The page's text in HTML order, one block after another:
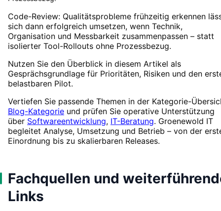
Code-Review: Qualitätsprobleme frühzeitig erkennen
sich dann erfolgreich umsetzen, wenn Technik,
Organisation und Messbarkeit zusammenpassen – statt
isolierter Tool-Rollouts ohne Prozessbezug.
Nutzen Sie den Überblick in diesem Artikel als
Gesprächsgrundlage für Prioritäten, Risiken und den
belastbaren Pilot.
Vertiefen Sie passende Themen in der Kategorie-
Blog-Kategorie und prüfen Sie operative Unterstützung
über Softwareentwicklung, IT-Beratung. Groenewold IT
begleitet Analyse, Umsetzung und Betrieb – von der
Einordnung bis zu skalierbaren Releases.
Fachquellen und
Links